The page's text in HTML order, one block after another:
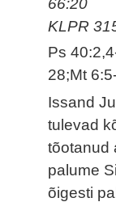
66:20
KLPR
Ps
28;Mt
Issand
tulevad
tõotanud
palume
õigesti